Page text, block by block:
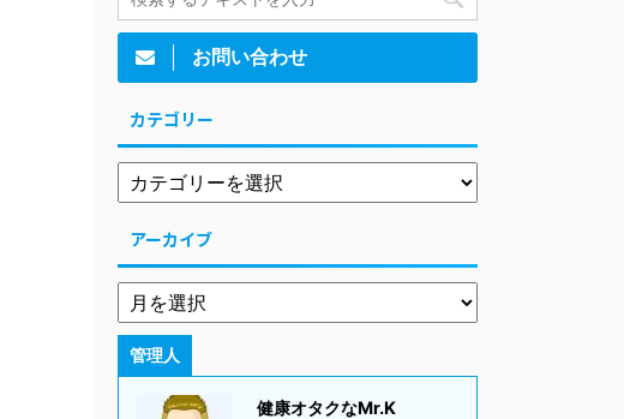
お問い合わせ
カテゴリー
アーカイブ
管理人
健康オタクなMr.K